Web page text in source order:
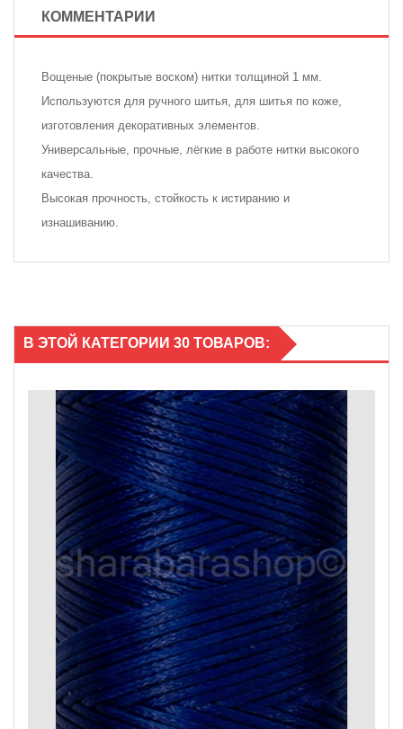
КОММЕНТАРИИ
Вощеные (покрытые воском) нитки толщиной 1 мм.
Используются для ручного шитья, для шитья по коже,
изготовления декоративных элементов.
Универсальные, прочные, лёгкие в работе нитки высокого
качества.
Высокая прочность, стойкость к истиранию и
изнашиванию.
В ЭТОЙ КАТЕГОРИИ 30 ТОВАРОВ: